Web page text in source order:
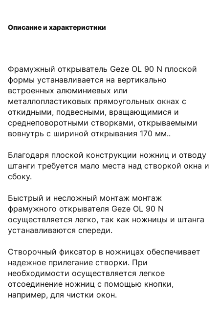
Фрамужный открыватель Geze OL 90 N плоской
формы устанавливается на вертикально
встроенных алюминиевых или
металлопластиковых прямоугольных окнах с
откидными, подвесными, вращающимися и
среднеповоротными створками, открываемыми
вовнутрь с шириной открывания 170 мм..
Благодаря плоской конструкции ножниц и отводу
штанги требуется мало места над створкой окна и
сбоку.
Быстрый и несложный монтаж монтаж
фрамужного открывателя Geze OL 90 N
осуществляется легко, так как ножницы и штанга
устанавливаются спереди.
Створочный фиксатор в ножницах обеспечивает
надежное прилегание створки. При
необходимости осуществляется легкое
отсоединение ножниц с помощью кнопки,
например, для чистки окон.
Описание и характеристики